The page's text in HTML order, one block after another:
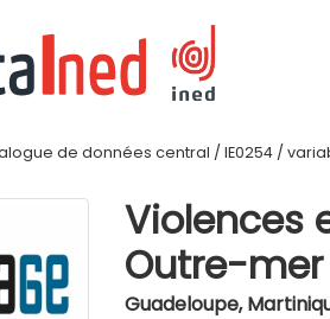
de données central / IE0254 /
Violences
Outre-mer
Guadeloupe,